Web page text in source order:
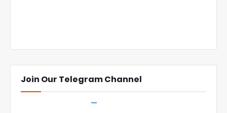
Join Our Telegram Channel